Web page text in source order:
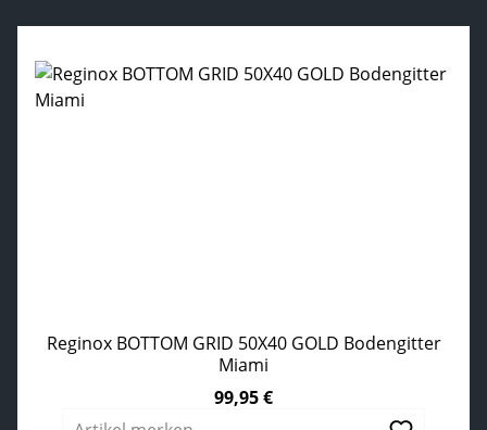
Reginox BOTTOM GRID 50X40 GOLD Bodengitter
Miami
99,95 €